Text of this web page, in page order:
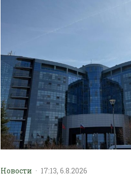
Новости · 17:13, 6.8.2026